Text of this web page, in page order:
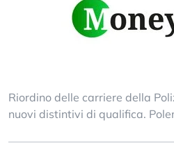
Riordino delle carriere della
nuovi distintivi di qualifica.